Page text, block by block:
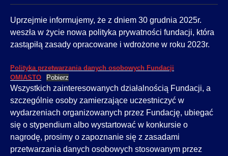
Uprzejmie informujemy, że z dniem 30 grudnia 2025r.
weszła w życie nowa polityka prywatności fundacji, która
zastąpiłą zasady opracowane i wdrożone w roku 2023r.
Polityka przetwarzania danych osobowych Fundacji
OMIASTO
Pobierz
Wszystkich zainteresowanych działalnością Fundacji, a
szczególnie osoby zamierzające uczestniczyć w
wydarzeniach organizowanych przez Fundację, ubiegać
się o stypendium albo wystartować w konkursie o
nagrodę, prosimy o zapoznanie się z zasadami
przetwarzania danych osobowych stosowanym przez